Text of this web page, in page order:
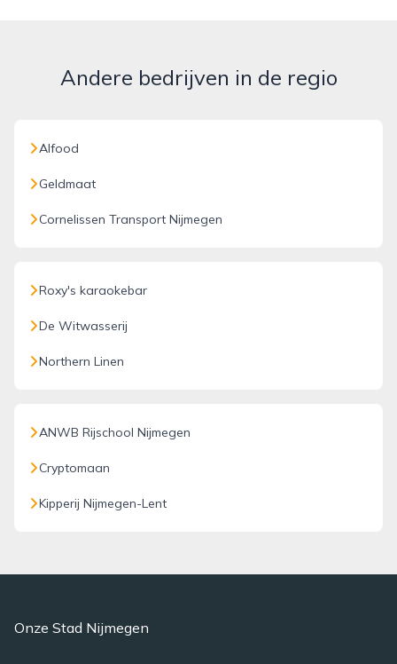
Andere bedrijven in de regio
Alfood
Geldmaat
Cornelissen Transport Nijmegen
Roxy's karaokebar
De Witwasserij
Northern Linen
ANWB Rijschool Nijmegen
Cryptomaan
Kipperij Nijmegen-Lent
Onze Stad Nijmegen